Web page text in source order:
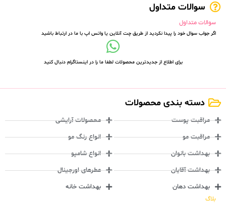
سوالات متداول
سوالات متداول
اگر جواب سوال خود را پیدا نکردید از طریق چت آنلاین یا واتس اپ با ما در ارتباط باشید
برای اطلاع از جدیدترین محصولات لطفا ما را در اینستاگرام دنبال کنید
دسته بندی محصولات
مراقبت پوست
مراقبت مو
بهداشت بانوان
بهداشت آقایان
بهداشت دهان
محصولات آرایشی
انواع رنگ مو
انواع شامپو
عطرهای اورجینال
بهداشت خانه
بلاگ